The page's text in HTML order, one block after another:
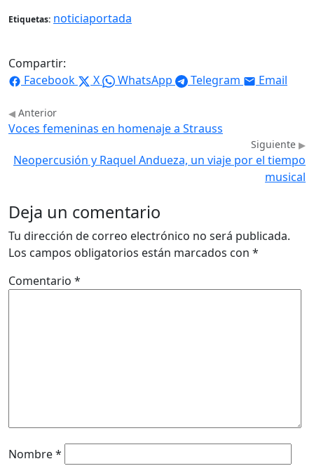
Etiquetas: noticiaportada
Compartir:
Facebook
X WhatsApp Telegram Email
Anterior
Voces femeninas en homenaje a Strauss
Siguiente
Neopercusión y Raquel Andueza, un viaje por el tiempo
musical
Deja un comentario
Tu dirección de correo electrónico no será publicada.
Los campos obligatorios están marcados con *
Comentario *
Nombre*